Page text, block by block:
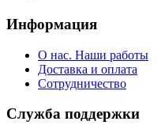
Информация
О нас. Наши работы
Доставка и оплата
Сотрудничество
Служба поддержки